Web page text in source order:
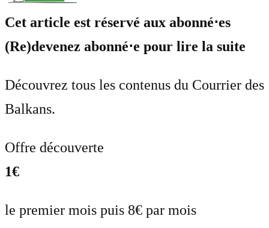
Cet article est réservé aux abonné⋅es
(Re)devenez abonné⋅e pour lire la suite
Découvrez tous les contenus du Courrier des
Balkans.
Offre découverte
1€
le premier mois puis 8€ par mois